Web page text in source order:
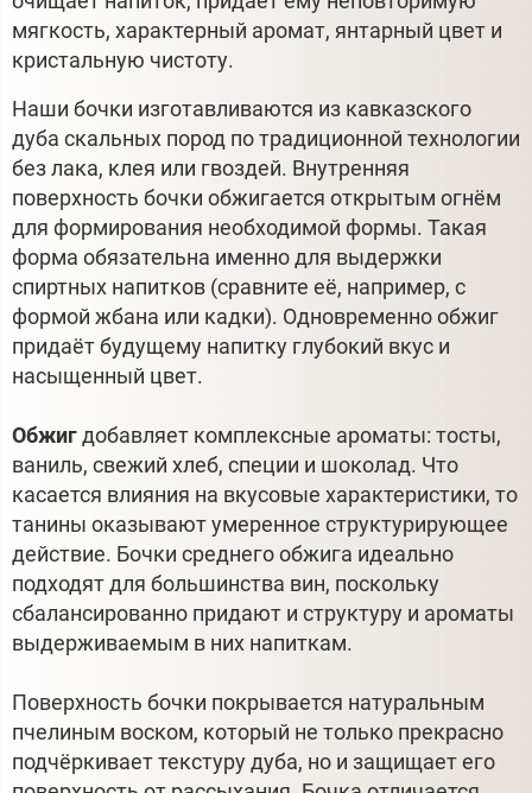
мягкость, характерный аромат, янтарный цвет и
кристальную чистоту.
Наши бочки изготавливаются из кавказского
дуба скальных пород по традиционной технологии
без лака, клея или гвоздей. Внутренняя
поверхность бочки обжигается открытым огнём
для формирования необходимой формы. Такая
форма обязательна именно для выдержки
спиртных напитков (сравните её, например, с
формой жбана или кадки). Одновременно обжиг
придаёт будущему напитку глубокий вкус и
насыщенный цвет.
Обжигдобавляет комплексные ароматы: тосты,
ваниль, свежий хлеб, специи и шоколад. Что
касается влияния на вкусовые характеристики, то
танины оказывают умеренное структурирующее
действие. Бочки среднего обжига идеально
подходят для большинства вин, поскольку
сбалансированно придают и структуру и ароматы
выдерживаемым в них напиткам.
Поверхность бочки покрывается натуральным
пчелиным воском, который не только прекрасно
подчёркивает текстуру дуба, но и защищает его